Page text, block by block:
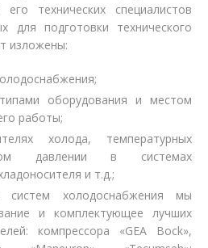
технических специалистов
для подготовки технического
изложены:
оборудования и местом
работы;
холода, температурных
давлении в системах
и т.д.;
систем холодоснабжения мы
и комплектующее лучших
компрессора «GEA Bock»,